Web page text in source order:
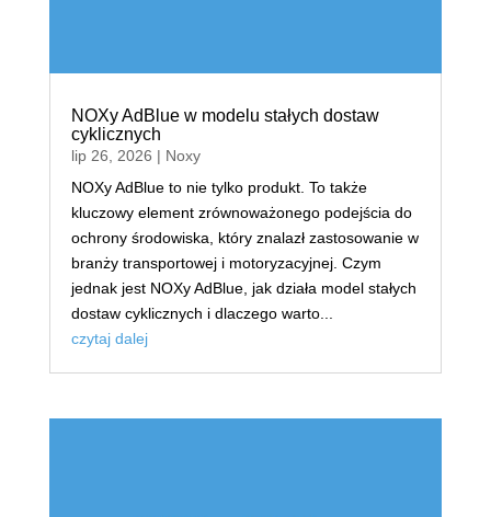
NOXy AdBlue w modelu stałych dostaw
cyklicznych
lip 26, 2026 | Noxy
NOXy AdBlue to nie tylko produkt. To także
kluczowy element zrównoważonego podejścia do
ochrony środowiska, który znalazł zastosowanie w
branży transportowej i motoryzacyjnej. Czym
jednak jest NOXy AdBlue, jak działa model stałych
dostaw cyklicznych i dlaczego warto...
czytaj dalej